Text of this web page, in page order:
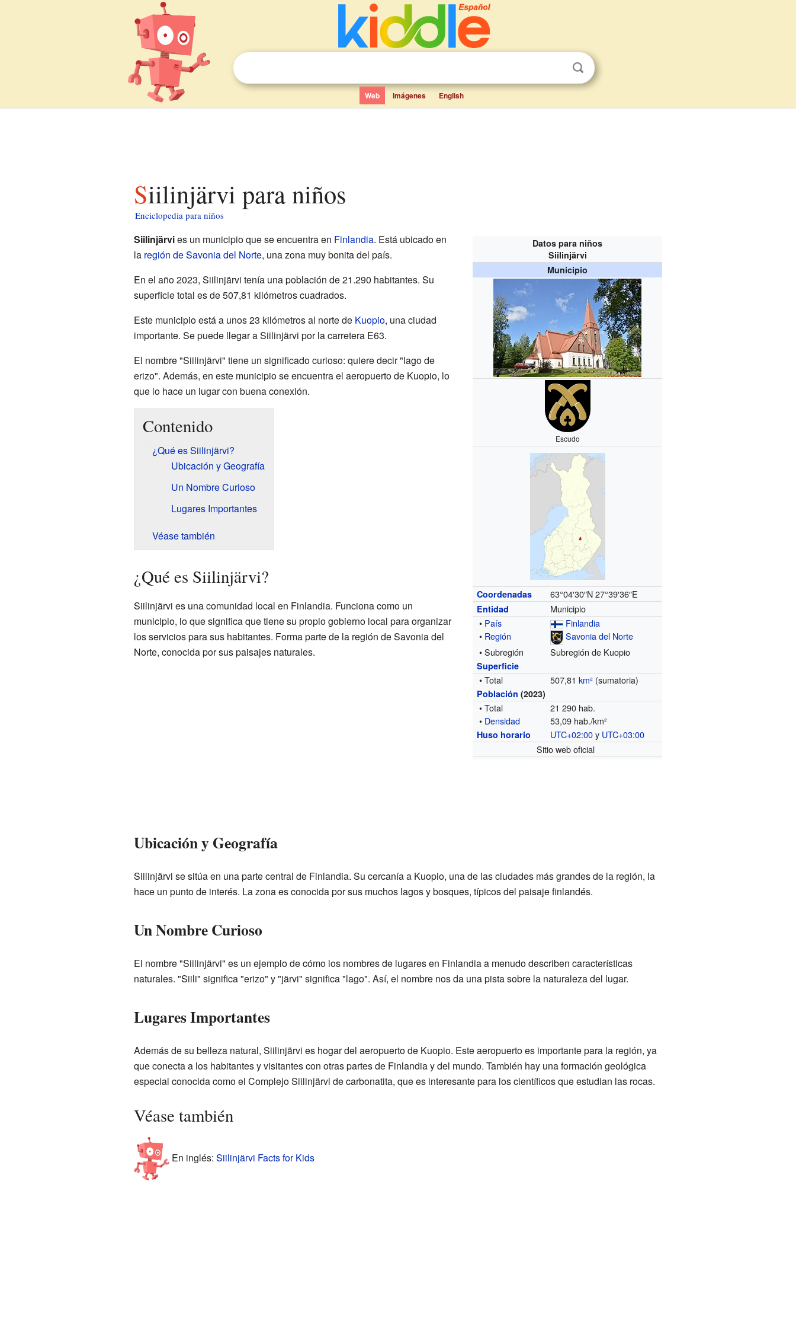
Web Imágenes English
Siilinjärvi para niños
Enciclopedia para niños
Datos para niños
Siilinjärvi
Municipio
Escudo
Coordenadas 63°04′30″N 27°39′36″E
Entidad
Municipio
• País
Finlandia
• Región
Savonia del Norte
• Subregión
Subregión de Kuopio
Superficie
• Total 507,81km² (sumatoria)
Población (2023)
• Total
21 290 hab.
• Densidad 53,09 hab./km²
Huso horario UTC+02:00y UTC+03:00
Sitio web oficial
Siilinjärvies un municipio que se encuentra en Finlandia. Está ubicado en
la región de Savonia del Norte, una zona muy bonita del país.
En el año 2023, Siilinjärvi tenía una población de 21.290 habitantes. Su
superficie total es de 507,81 kilómetros cuadrados.
Este municipio está a unos 23 kilómetros al norte de Kuopio, una ciudad
importante. Se puede llegar a Siilinjärvi por la carretera E63.
El nombre "Siilinjärvi" tiene un significado curioso: quiere decir "lago de
erizo". Además, en este municipio se encuentra el aeropuerto de Kuopio, lo
que lo hace un lugar con buena conexión.
Contenido
¿Qué es Siilinjärvi?
Ubicación y Geografía
Un Nombre Curioso
Lugares Importantes
Véase también
¿Qué es Siilinjärvi?
Siilinjärvi es una comunidad local en Finlandia. Funciona como un
municipio, lo que significa que tiene su propio gobierno local para organizar
los servicios para sus habitantes. Forma parte de la región de Savonia del
Norte, conocida por sus paisajes naturales.
Ubicación y Geografía
Siilinjärvi se sitúa en una parte central de Finlandia. Su cercanía a Kuopio, una de las ciudades más grandes de la región, la
hace un punto de interés. La zona es conocida por sus muchos lagos y bosques, típicos del paisaje finlandés.
Un Nombre Curioso
El nombre "Siilinjärvi" es un ejemplo de cómo los nombres de lugares en Finlandia a menudo describen características
naturales. "Siili" significa "erizo" y "järvi" significa "lago". Así, el nombre nos da una pista sobre la naturaleza del lugar.
Lugares Importantes
Además de su belleza natural, Siilinjärvi es hogar del aeropuerto de Kuopio. Este aeropuerto es importante para la región, ya
que conecta a los habitantes y visitantes con otras partes de Finlandia y del mundo. También hay una formación geológica
especial conocida como el Complejo Siilinjärvi de carbonatita, que es interesante para los científicos que estudian las rocas.
Véase también
En inglés: Siilinjärvi Facts for Kids